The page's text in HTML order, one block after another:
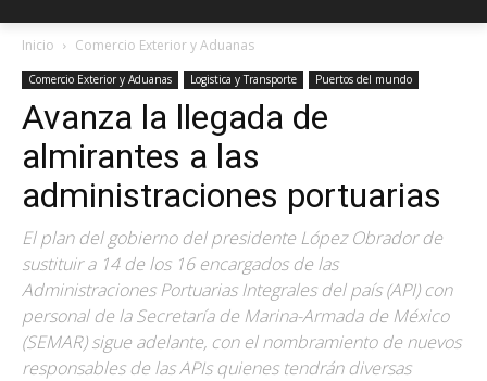
Inicio Comercio Exterior y Aduanas
Comercio Exterior y Aduanas Logistica y Transporte Puertos del mundo
Avanza la llegada de
almirantes a las
administraciones portuarias
El plan del gobierno del presidente López Obrador de
sustituir a 14 de los 16 encargados de las
Administraciones Portuarias Integrales del país (API) con
personal de la Secretaría de Marina-Armada de México
(SEMAR) sigue adelante, con el nombramiento de nuevos
responsables de las APIs quienes tendrán diversas